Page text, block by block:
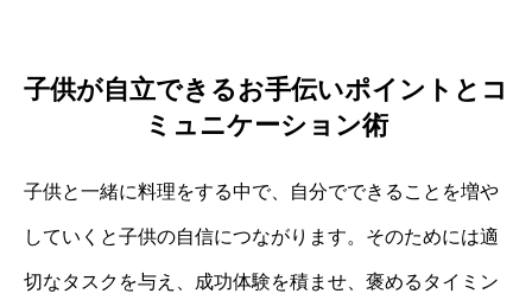
子供が自立できるお手伝いポイントとコ
ミュニケーション術
子供と一緒に料理をする中で、自分でできることを増や
していくと子供の自信につながります。そのためには適
切なタスクを与え、成功体験を積ませ、褒めるタイミン